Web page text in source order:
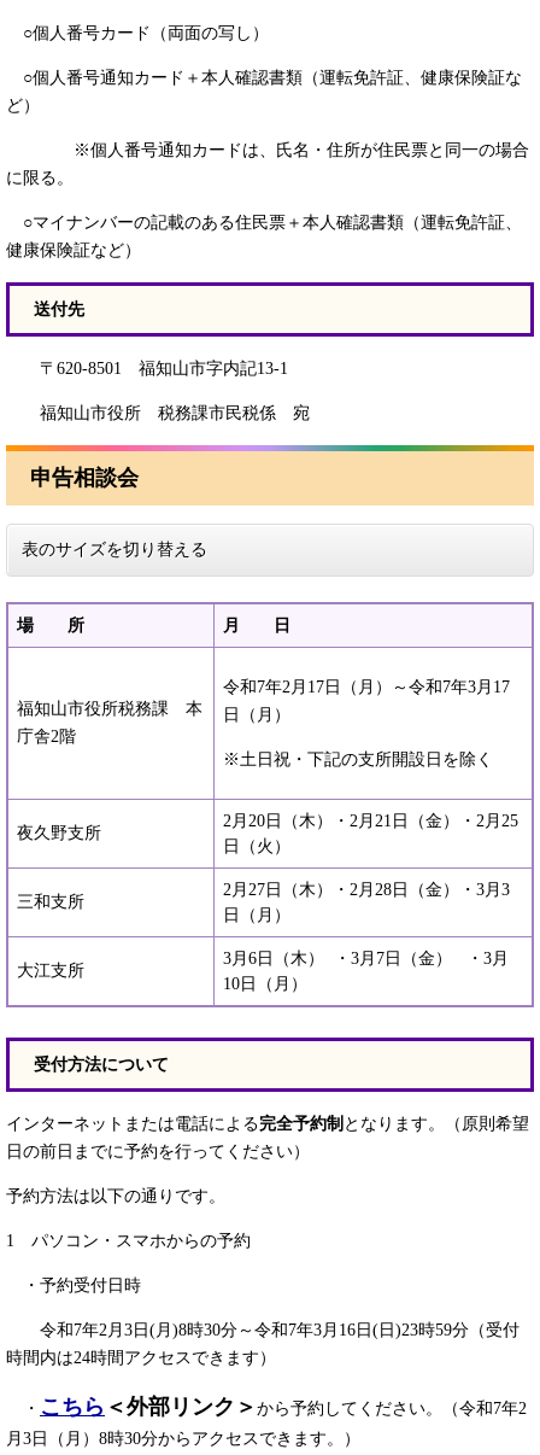
○個人番号カード（両面の写し）
○個人番号通知カード＋本人確認書類（運転免許証、健康保険証な
ど）
※個人番号通知カードは、氏名・住所が住民票と同一の場合
に限る。
○マイナンバーの記載のある住民票＋本人確認書類（運転免許証、
健康保険証など）
送付先
〒620-8501 福知山市字内記13-1
福知山市役所 税務課市民税係 宛
申告相談会
表のサイズを切り替える
場 所 月 日
福知山市役所税務課 本
庁舎2階
令和7年2月17日（月）～令和7年3月17
日（月）
※土日祝・下記の支所開設日を除く
夜久野支所
2月20日（木）・2月21日（金）・2月25
日（火）
三和支所
2月27日（木）・2月28日（金）・3月3
日（月）
大江支所
3月6日（木） ・3月7日（金） ・3月
10日（月）
受付方法について
インターネットまたは電話による完全予約制 となります。（原則希望
日の前日までに予約を行ってください）
予約方法は以下の通りです。
1 パソコン・スマホからの予約
・予約受付日時
令和7年2月3日(月)8時30分～令和7年3月16日(日)23時59分（受付
時間内は24時間アクセスできます）
・ こちら​ ＜外部リンク＞ から予約してください。（令和7年2
月3日（月）8時30分からアクセスできます。）